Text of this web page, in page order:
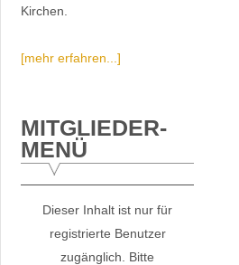
Kirchen.
[mehr erfahren...]
MITGLIEDER-
MENÜ
Dieser Inhalt ist nur für
registrierte Benutzer
zugänglich. Bitte